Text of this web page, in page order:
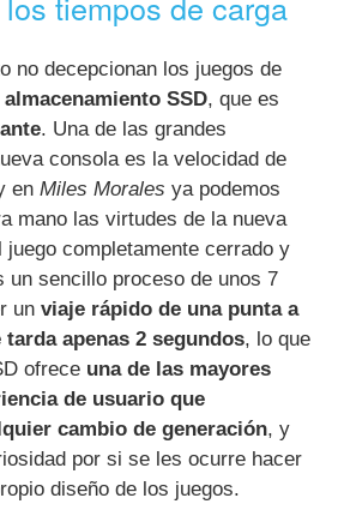
no decepcionan los juegos de
almacenamiento SSD, que es
. Una de las grandes
consola es la velocidad de
enMiles Morales ya podemos
mano las virtudes de la nueva
juego completamente cerrado y
un sencillo proceso de unos 7
unviaje rápido de una punta a
apenas 2 segundos, lo que
ofrece una de las mayores
de usuario que
cambio de generación, y
por si se les ocurre hacer
diseño de los juegos.